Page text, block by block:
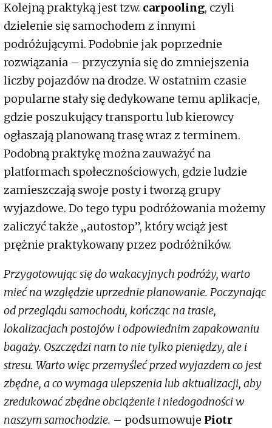
Kolejną praktyką jest tzw. carpooling, czyli
dzielenie się samochodem z innymi
podróżującymi. Podobnie jak poprzednie
rozwiązania – przyczynia się do zmniejszenia
liczby pojazdów na drodze. W ostatnim czasie
popularne stały się dedykowane temu aplikacje,
gdzie poszukujący transportu lub kierowcy
ogłaszają planowaną trasę wraz z terminem.
Podobną praktykę można zauważyć na
platformach społecznościowych, gdzie ludzie
zamieszczają swoje posty i tworzą grupy
wyjazdowe. Do tego typu podróżowania możemy
zaliczyć także „autostop”, który wciąż jest
prężnie praktykowany przez podróżników.
Przygotowując się do wakacyjnych podróży, warto
mieć na względzie uprzednie planowanie. Poczynając
od przeglądu samochodu, kończąc na trasie,
lokalizacjach postojów i odpowiednim zapakowaniu
bagaży. Oszczędzi nam to nie tylko pieniędzy, ale i
stresu. Warto więc przemyśleć przed wyjazdem co jest
zbędne, a co wymaga ulepszenia lub aktualizacji, aby
zredukować zbędne obciążenie i niedogodności w
naszym samochodzie. – podsumowuje Piotr